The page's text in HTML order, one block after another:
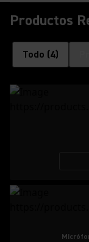
Productos
Todo (4)